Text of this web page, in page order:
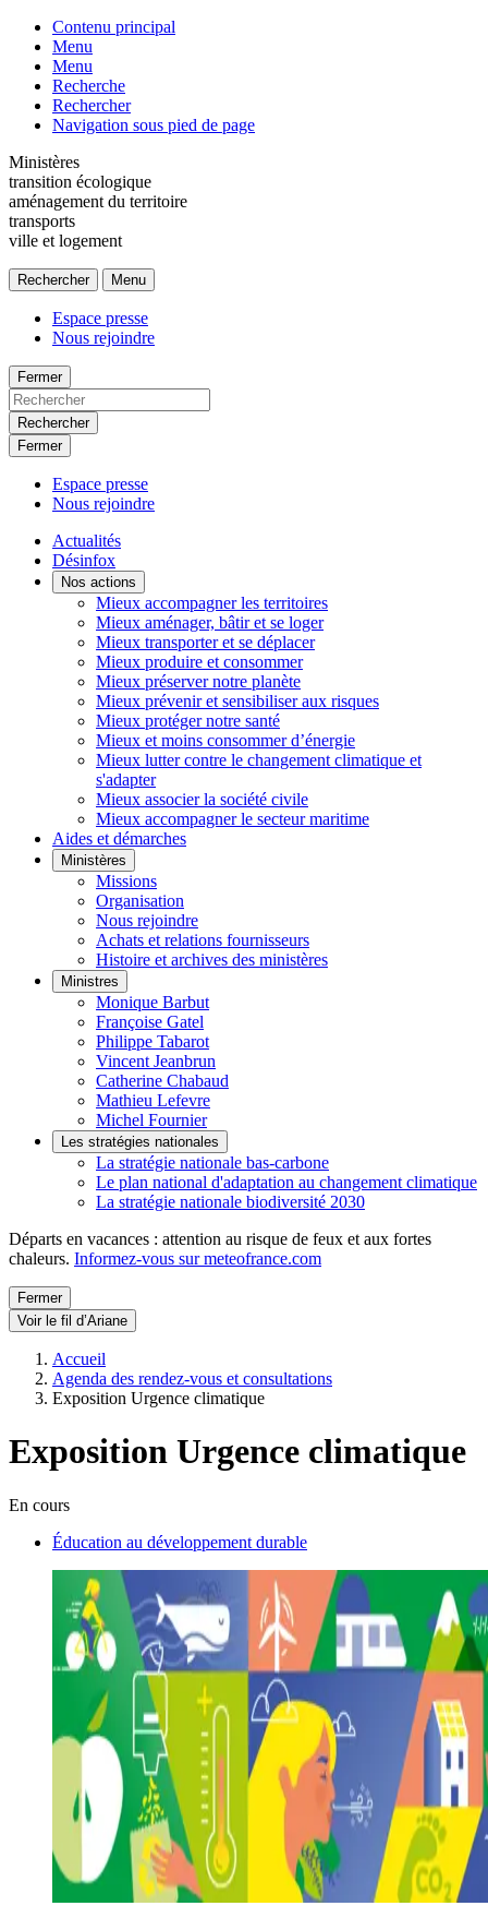
Contenu principal
Menu
Menu
Recherche
Rechercher
Navigation sous pied de page
Ministères
transition écologique
aménagement du territoire
transports
ville et logement
Rechercher Menu
Espace presse
Nous rejoindre
Fermer
Rechercher
Fermer
Espace presse
Nous rejoindre
Actualités
Désinfox
Nos actions
Mieux accompagner les territoires
Mieux aménager, bâtir et se loger
Mieux transporter et se déplacer
Mieux produire et consommer
Mieux préserver notre planète
Mieux prévenir et sensibiliser aux risques
Mieux protéger notre santé
Mieux et moins consommer d’énergie
Mieux lutter contre le changement climatique et
s'adapter
Mieux associer la société civile
Mieux accompagner le secteur maritime
Aides et démarches
Ministères
Missions
Organisation
Nous rejoindre
Achats et relations fournisseurs
Histoire et archives des ministères
Ministres
Monique Barbut
Françoise Gatel
Philippe Tabarot
Vincent Jeanbrun
Catherine Chabaud
Mathieu Lefevre
Michel Fournier
Les stratégies nationales
La stratégie nationale bas-carbone
Le plan national d'adaptation au changement climatique
La stratégie nationale biodiversité 2030
Départs en vacances : attention au risque de feux et aux fortes
chaleurs. Informez-vous sur meteofrance.com
Fermer
Voir le fil d’Ariane
Accueil
Agenda des rendez-vous et consultations
Exposition Urgence climatique
Exposition Urgence climatique
En cours
Éducation au développement durable